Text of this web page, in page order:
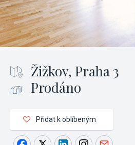
Žižkov, Praha 3
Prodáno
Přidat k oblíbeným